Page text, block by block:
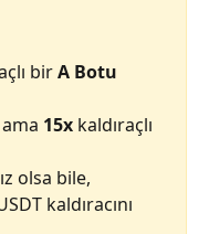
bir A Botu
15x kaldıraçlı
olsa bile,
kaldıracını